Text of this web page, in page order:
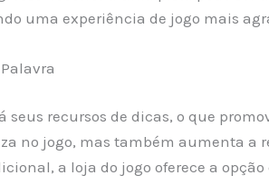
uma experiência de jogo mais
recursos de dicas, o que
no jogo, mas também aumenta a
a loja do jogo oferece a